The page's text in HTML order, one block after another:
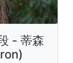
- 蒂森